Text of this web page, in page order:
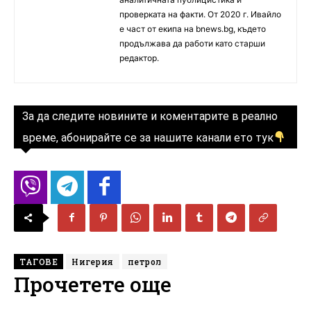
проверката на факти. От 2020 г. Ивайло
е част от екипа на bnews.bg, където
продължава да работи като старши
редактор.
За да следите новините и коментарите в реално
време, абонирайте се за нашите канали ето тук
ТАГОВЕ Нигерия петрол
Прочетете още